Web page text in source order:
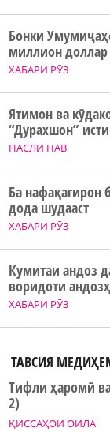
ХАБАРИ РӮЗ
Бонки
миллион доллар
НАСЛИ НАВ
Ятимон ва
“Дурахшон”
ХАБАРИ РӮЗ
Ба нафақагирон
дода шудааст
ХАБАРИ РӮЗ
Кумитаи андоз
воридоти
ТАВСИЯ
ҚИССАҲОИ ОИЛА
Тифли ҳаромӣ
2)